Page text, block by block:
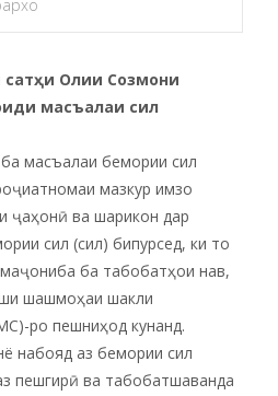
сатҳи Олии Созмони
масъалаи сил
масъалаи бемории сил
мазкур имзо
ҷаҳонӣ ва шарикон дар
сил (сил) бипурсед, ки то
ба табобатҳои нав,
шашмоҳаи шакли
ро пешниҳод кунанд.
набояд аз бемории сил
пешгирӣ ва табобатшаванда